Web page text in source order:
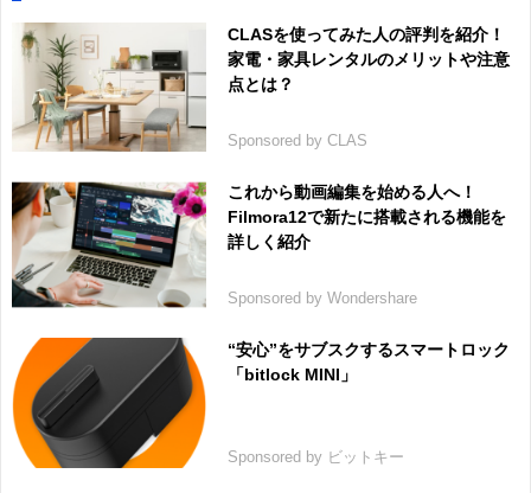
CLASを使ってみた人の評判を紹介！
家電・家具レンタルのメリットや注意
点とは？
Sponsored by CLAS
これから動画編集を始める人へ！
Filmora12で新たに搭載される機能を
詳しく紹介
Sponsored by Wondershare
“安心”をサブスクするスマートロック
「bitlock MINI」
Sponsored by ビットキー